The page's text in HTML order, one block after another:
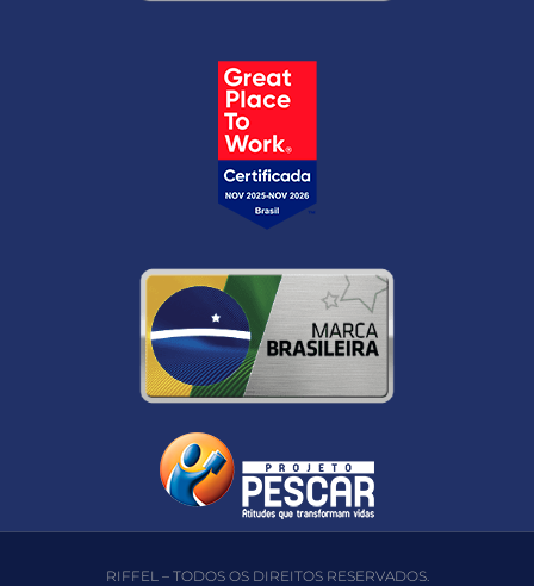
RIFFEL – TODOS OS DIREITOS RESERVADOS.